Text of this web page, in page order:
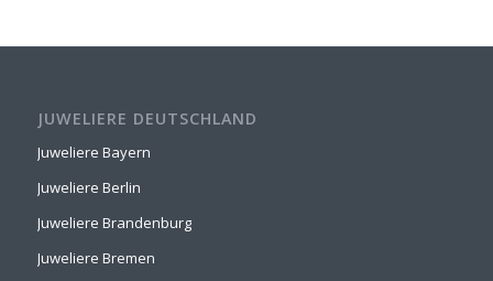
JUWELIERE DEUTSCHLAND
Juweliere Bayern
Juweliere Berlin
Juweliere Brandenburg
Juweliere Bremen